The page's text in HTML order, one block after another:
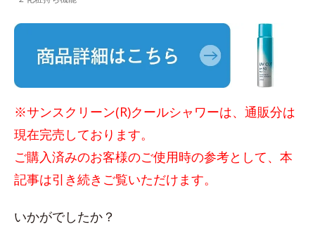
※サンスクリーン(R)クールシャワーは、通販分は
現在完売しております。
ご購入済みのお客様のご使用時の参考として、本
記事は引き続きご覧いただけます。
いかがでしたか？